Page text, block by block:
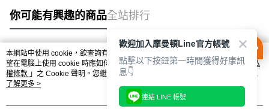
你可能有興趣的商品全站排行
熱門標籤
本網站中使用 cookie，欲查詢有關本網站使用 cookie 方式之詳情，及若您不希
望在電腦上使用 cookie 時應如何變更電腦的 cookie 設定，請參閱本網站「
隱私
權條款 」之 Cookie 聲明。您繼續使用本網站即表示您同意本公司得按本網站使
用條款之 Cookie 聲明使用 cookie。
了解更多 >
歡迎加入摩曼頓Line官方帳號
點擊以下按鈕第一時間獲得好康訊
息👇
連結 LINE 帳號